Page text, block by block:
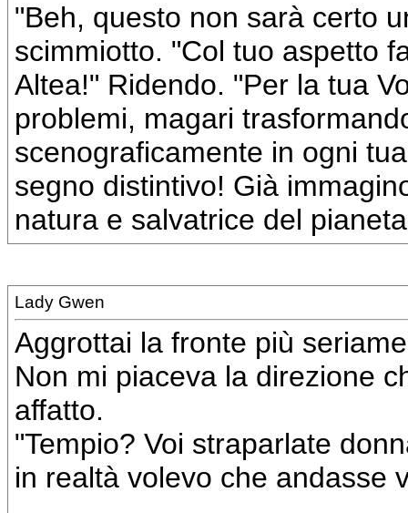
"Beh, questo non sarà certo
scimmiotto. "Col tuo aspetto
Altea!" Ridendo. "Per la tua
problemi, magari
scenograficamente in ogni
segno distintivo! Già
natura e salvatrice del
Lady Gwen
Aggrottai la fronte più
Non mi piaceva la direzione
affatto.
"Tempio? Voi straparlate
in realtà volevo che andasse